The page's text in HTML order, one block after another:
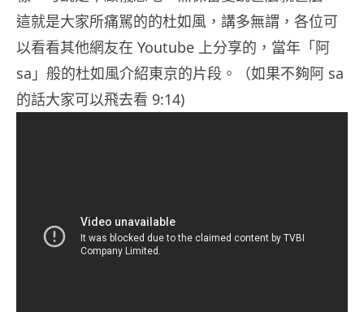
這就是大家所痛駡的的杜如風，講多無謂，各位可
以看看其他網友在 Youtube 上分享的，當年「阿
sa」般的杜如風介紹東京的片段。（如果不夠阿 sa
的話大家可以飛去看 9:14)